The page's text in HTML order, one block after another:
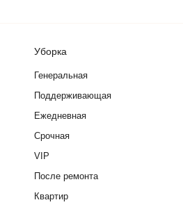
Уборка
Генеральная
Поддерживающая
Ежедневная
Срочная
VIP
После ремонта
Квартир